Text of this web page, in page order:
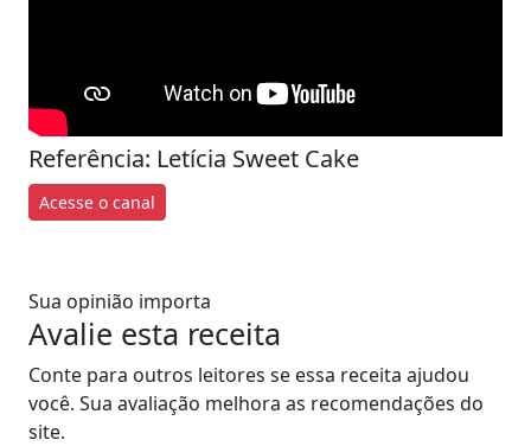
Referência: Letícia Sweet Cake
Acesse o canal
Sua opinião importa
Avalie esta receita
Conte para outros leitores se essa receita ajudou
você. Sua avaliação melhora as recomendações do
site.